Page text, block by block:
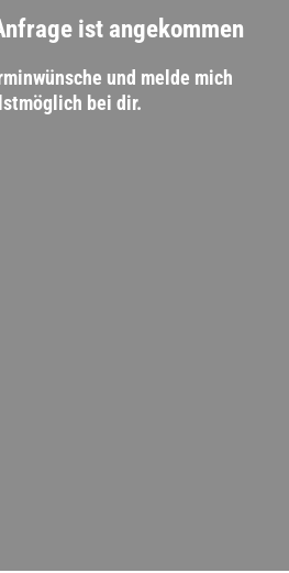
ist angekommen
und melde mich
bei dir.